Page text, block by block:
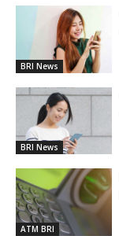
BRI News
BRI News
ATM BRI